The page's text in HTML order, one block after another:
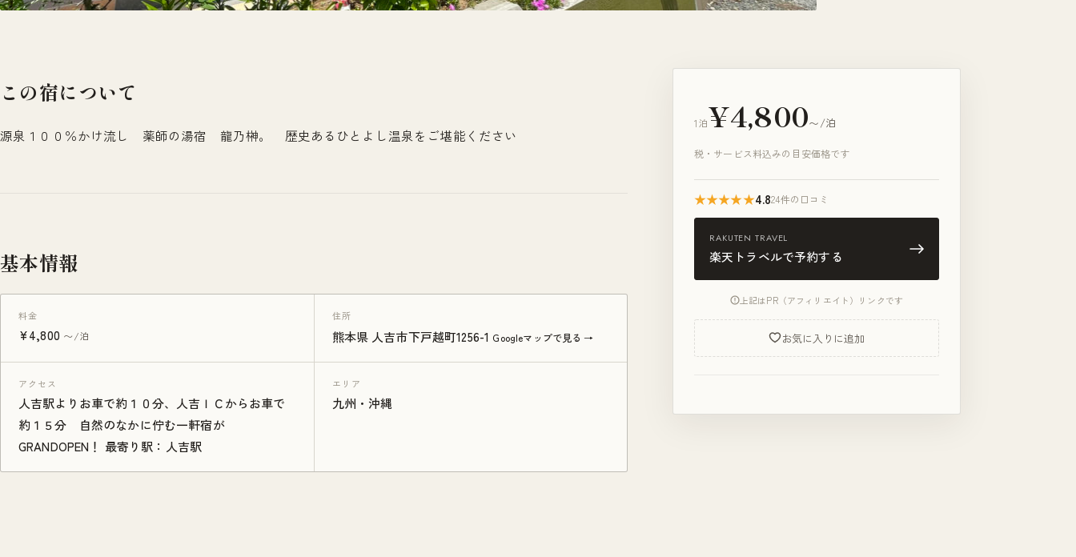
この宿について
源泉１００％かけ流し 薬師の湯宿 龍乃榊。 歴史あるひとよし温泉をご堪能ください
基本情報
料金
¥4,800 〜/泊
住所
熊本県 人吉市下戸越町1256-1 Googleマップで見る →
アクセス
人吉駅よりお車で約１０分、人吉ＩＣからお車で
約１５分 自然のなかに佇む一軒宿が
GRANDOPEN！ 最寄り駅：人吉駅
エリア
九州・沖縄
1泊¥4,800〜/泊
税・サービス料込みの目安価格です
★★★★★4.824件の口コミ
RAKUTEN TRAVEL
楽天トラベルで予約する
上記はPR（アフィリエイト）リンクです
お気に入りに追加